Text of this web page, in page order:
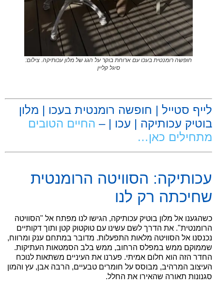
חופשה רומנטית בעכו עם ארוחת בוקר על הגג של מלון עכותיקה. צילום:
סיגל קליין
לייף סטייל | חופשה רומנטית בעכו | מלון
בוטיק עכותיקה | עכו | – החיים הטובים
מתחילים כאן…
עכותיקה: הסוויטה הרומנטית
שחיכתה רק לנו
כשהגענו אל מלון בוטיק עכותיקה, הגישו לנו מפתח אל "הסוויטה
הרומנטית". את הדרך לשם עשינו עם טוקטוק קטן ותוך דקותיים
נכנסנו אל הסוויטה מלאות התפעלות. מדובר במתחם ענק ומרווח,
שממוקם ממש במפלס הרחוב, ממש בלב הסמטאות העתיקות.
החדר הזה הוא חלום אמיתי. פערנו את העיניים משתאות לנוכח
העיצוב המרהיב, מבוסס על חומרים טבעיים, הרבה אבן, עץ והמון
סגנונות תאורה שהאירו את החלל.